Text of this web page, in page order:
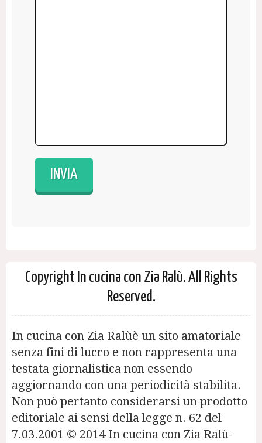
Copyright In cucina con Zia Ralù. All Rights
Reserved.
In cucina con Zia Ralùè un sito amatoriale
senza fini di lucro e non rappresenta una
testata giornalistica non essendo
aggiornando con una periodicità stabilita.
Non può pertanto considerarsi un prodotto
editoriale ai sensi della legge n. 62 del
7.03.2001 © 2014 In cucina con Zia Ralù-